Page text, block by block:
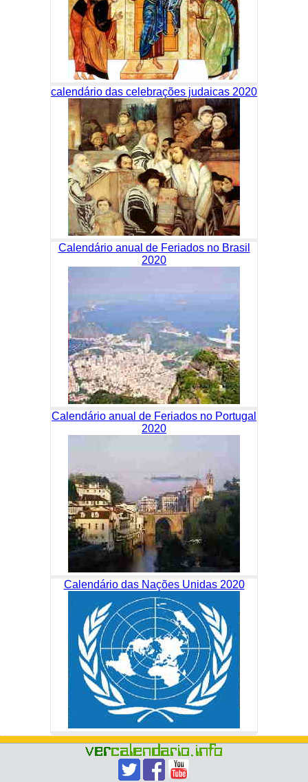
calendário das celebrações judaicas 2020
Calendário anual de Feriados no Brasil
2020
Calendário anual de Feriados no Portugal
2020
Calendário das Nações Unidas 2020